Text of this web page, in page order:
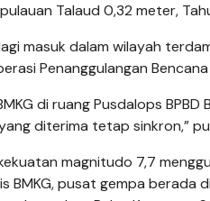
Talaud 0,32 meter,
masuk dalam wilayah
Penanggulangan
di ruang Pusdalops
diterima tetap sinkron,”
magnitudo 7,7
BMKG, pusat gempa